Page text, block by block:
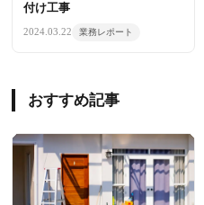
付け工事
2024.03.22 業務レポート
おすすめ記事